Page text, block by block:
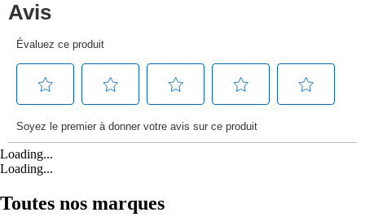
Loading...
Loading...
Toutes nos marques